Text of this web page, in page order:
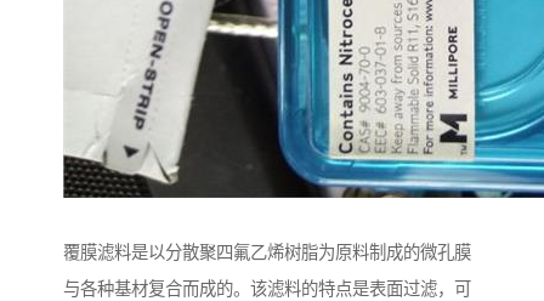
覆膜滤料是以分散聚四氟乙烯树脂为原料制成的微孔膜
与各种基材复合而成的。该滤料的特点是表面过滤，可